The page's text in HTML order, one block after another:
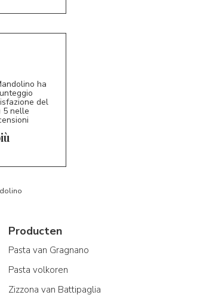
ha
del
5 nelle
Producten
Pasta van Gragnano
Pasta volkoren
Zizzona van Battipaglia